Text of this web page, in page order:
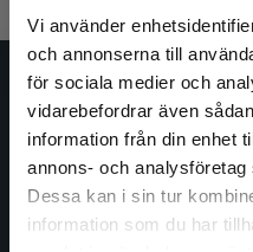
Vi använder
och annonserna till
för sociala medier och
vidarebefordrar även
information från din enhet
annons- och analysföretag
Dessa kan i sin tur
information som du har
Begränsad
Det verkar som att du
Studentlitteratur
Studentlitteratur
ledande utbildningsförlag.
facklitteratur, utbildningar
informationstjänster i